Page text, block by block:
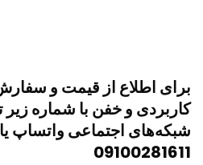
برای اطلاع از قیمت و
کاربردی و خفن با شماره زیر
شبکه‌های اجتماعی واتساپ یا
09100281611